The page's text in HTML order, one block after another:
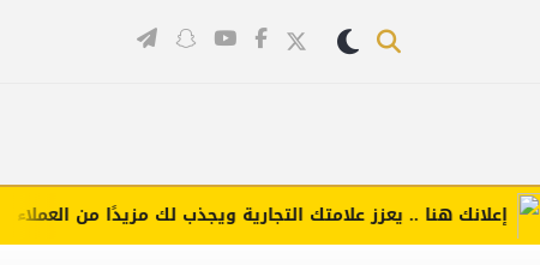
إعلانك هنا .. يعزز علامتك التجارية ويجذب لك مزيدًا من العملاء